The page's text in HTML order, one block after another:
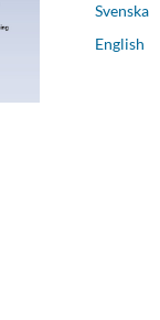
Svenska
English